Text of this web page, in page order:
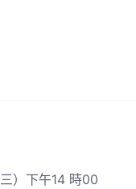
）下午14 時00